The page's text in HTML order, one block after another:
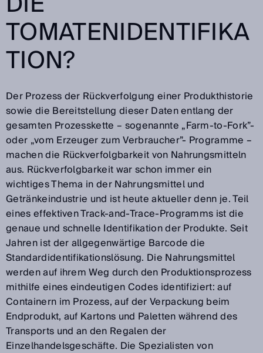
TOMATENIDENTIFIKA
TION?
Der Prozess der Rückverfolgung einer Produkthistorie
sowie die Bereitstellung dieser Daten entlang der
gesamten Prozesskette – sogenannte „Farm-to-Fork”-
oder „vom Erzeuger zum Verbraucher”- Programme –
machen die Rückverfolgbarkeit von Nahrungsmitteln
aus. Rückverfolgbarkeit war schon immer ein
wichtiges Thema in der Nahrungsmittel und
Getränkeindustrie und ist heute aktueller denn je. Teil
eines effektiven Track-and-Trace-Programms ist die
genaue und schnelle Identifikation der Produkte. Seit
Jahren ist der allgegenwärtige Barcode die
Standardidentifikationslösung. Die Nahrungsmittel
werden auf ihrem Weg durch den Produktionsprozess
mithilfe eines eindeutigen Codes identifiziert: auf
Containern im Prozess, auf der Verpackung beim
Endprodukt, auf Kartons und Paletten während des
Transports und an den Regalen der
Einzelhandelsgeschäfte. Die Spezialisten von